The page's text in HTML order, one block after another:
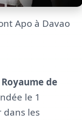
Apo à Davao
Royaume de
le 1
dans les